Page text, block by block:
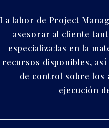
La labor de Project
asesorar al cliente
especializadas en la
recursos disponibles,
de control sobre los
ejecución